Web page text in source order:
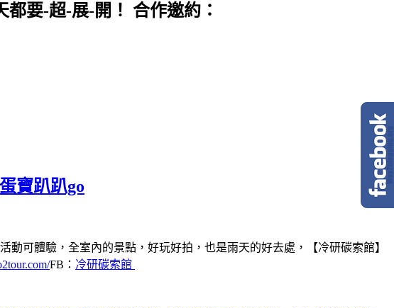
要-超-展-開！ 合作邀約：
寶趴趴go
可體驗，全室內的景點，好玩好拍，也是雨天的好去處，【冷研碳索館】
FB： 冷研碳索館